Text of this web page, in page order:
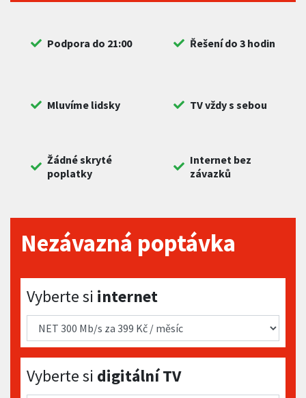
Podpora do 21:00 Řešení do 3 hodin
Mluvíme lidsky TV vždy s sebou
Žádné skryté
poplatky
Internet bez
závazků
Nezávazná poptávka
Vyberte si internet
Vyberte si internet
Vyberte si digitální TV
Vyberte si digitální TV